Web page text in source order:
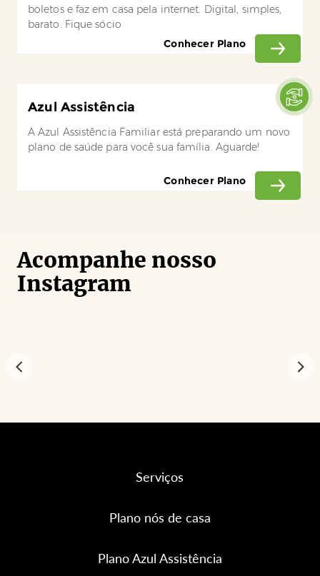
boletos e faz em casa pela internet. Digital, simples,
barato. Fique sócio
Conhecer Plano
Azul Assistência
A Azul Assistência Familiar está preparando um novo
plano de saúde para você sua família. Aguarde!
Conhecer Plano
Acompanhe nosso
Instagram
Serviços
Plano nós de casa
Plano Azul Assistência